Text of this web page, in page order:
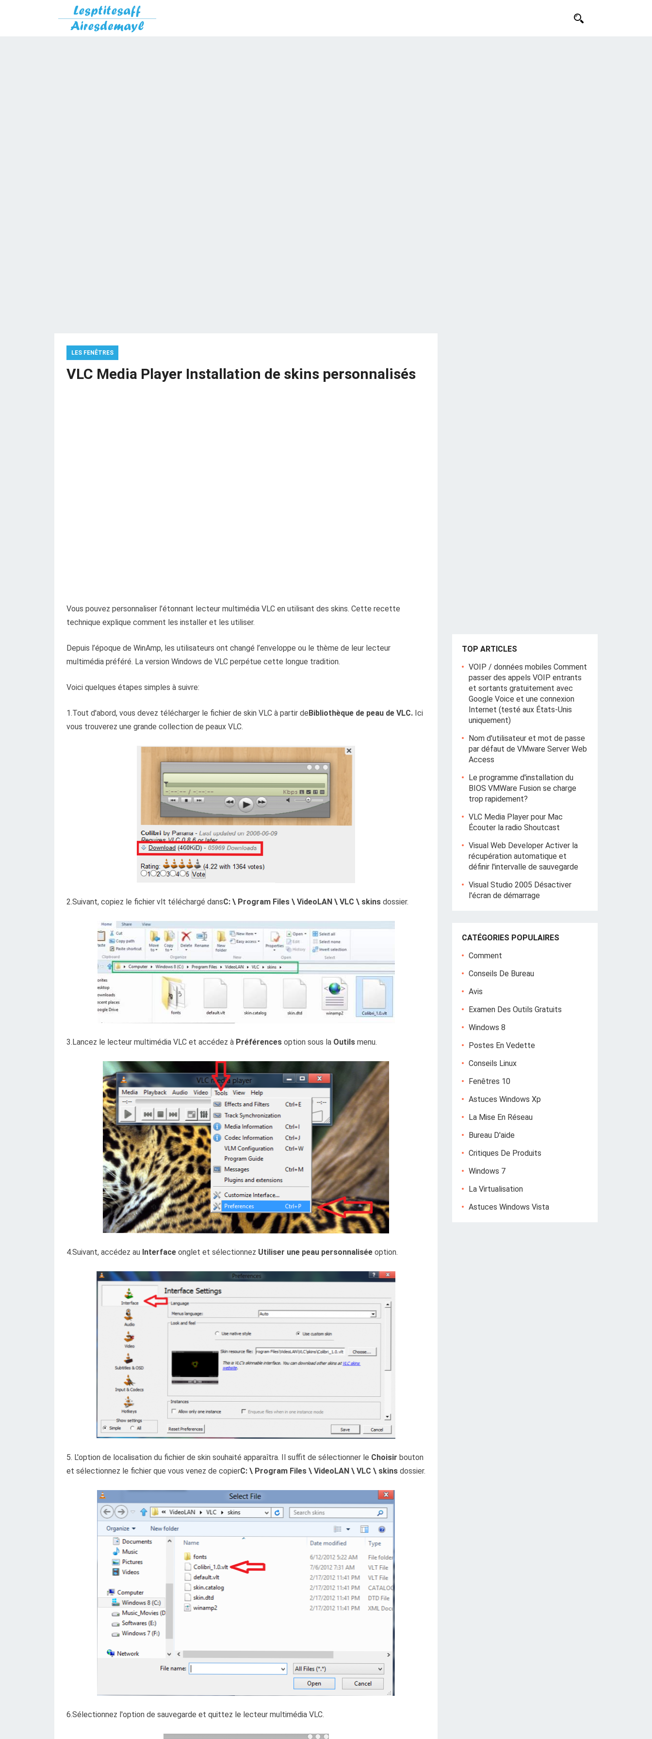
LES FENÊTRES
VLC Media Player Installation de skins personnalisés
Vous pouvez personnaliser l’étonnant lecteur multimédia VLC en utilisant des skins. Cette recette
technique explique comment les installer et les utiliser.
Depuis l’époque de WinAmp, les utilisateurs ont changé l’enveloppe ou le thème de leur lecteur
multimédia préféré. La version Windows de VLC perpétue cette longue tradition.
Voici quelques étapes simples à suivre:
1.Tout d'abord, vous devez télécharger le fichier de skin VLC à partir deBibliothèque de peau de VLC. Ici
vous trouverez une grande collection de peaux VLC.
2.Suivant, copiez le fichier vlt téléchargé dansC: \ Program Files \ VideoLAN \ VLC \ skins dossier.
3.Lancez le lecteur multimédia VLC et accédez à Préférences option sous la Outils menu.
4.Suivant, accédez au Interface onglet et sélectionnez Utiliser une peau personnalisée option.
5. L'option de localisation du fichier de skin souhaité apparaîtra. Il suffit de sélectionner le Choisir bouton
et sélectionnez le fichier que vous venez de copierC: \ Program Files \ VideoLAN \ VLC \ skins dossier.
6.Sélectionnez l'option de sauvegarde et quittez le lecteur multimédia VLC.
TOP ARTICLES
VOIP / données mobiles Comment
passer des appels VOIP entrants
et sortants gratuitement avec
Google Voice et une connexion
Internet (testé aux États-Unis
uniquement)
Nom d'utilisateur et mot de passe
par défaut de VMware Server Web
Access
Le programme d'installation du
BIOS VMWare Fusion se charge
trop rapidement?
VLC Media Player pour Mac
Écouter la radio Shoutcast
Visual Web Developer Activer la
récupération automatique et
définir l'intervalle de sauvegarde
Visual Studio 2005 Désactiver
l'écran de démarrage
CATÉGORIES POPULAIRES
Comment
Conseils De Bureau
Avis
Examen Des Outils Gratuits
Windows 8
Postes En Vedette
Conseils Linux
Fenêtres 10
Astuces Windows Xp
La Mise En Réseau
Bureau D'aide
Critiques De Produits
Windows 7
La Virtualisation
Astuces Windows Vista